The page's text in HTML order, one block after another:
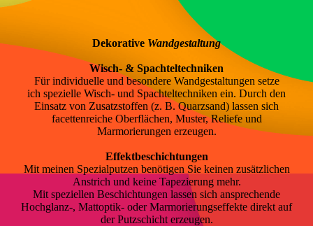
Dekorative Wandgestaltung
Wisch- & Spachteltechniken
Für individuelle und besondere Wandgestaltungen setze
ich spezielle Wisch- und Spachteltechniken ein. Durch den
Einsatz von Zusatzstoffen (z. B. Quarzsand) lassen sich
facettenreiche Oberflächen, Muster, Reliefe und
Marmorierungen erzeugen.
Effektbeschichtungen
Mit meinen Spezialputzen benötigen Sie keinen zusätzlichen
Anstrich und keine Tapezierung mehr.
Mit speziellen Beschichtungen lassen sich ansprechende
Hochglanz-, Mattoptik- oder Marmorierungseffekte direkt auf
der Putzschicht erzeugen.